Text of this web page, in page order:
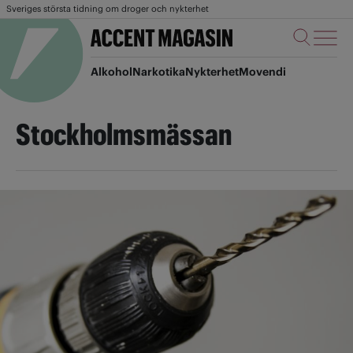
Sveriges största tidning om droger och nykterhet
AlkoholNarkotikaNykterhetMovendi
Stockholmsmässan